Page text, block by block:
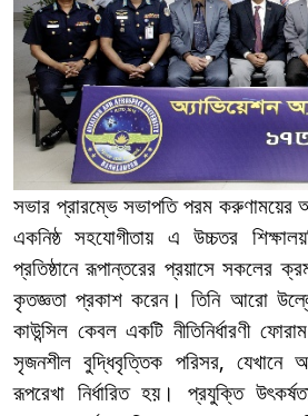
সভার প্রারম্ভে সভাপতি পরম করুণাময়ের
একনিষ্ঠসহযোগীতায় এ উচ্চতর
প্রতিষ্ঠানে রূপান্তরের প্রয়াসে সকলের
কৃতজ্ঞতা প্রকাশকরেন। তিনি আরো
কাউন্সিল কেবল একটি নীতিনির্ধারণী
সৃজনশীল বুদ্ধিবৃত্তিক পরিসর, যেখানে
রূপরেখা নির্ধারিত হয়। প্রযুক্তি